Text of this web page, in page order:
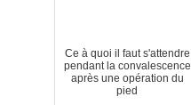
Ce à quoi il faut s'attendre
pendant la convalescence
après une opération du
pied